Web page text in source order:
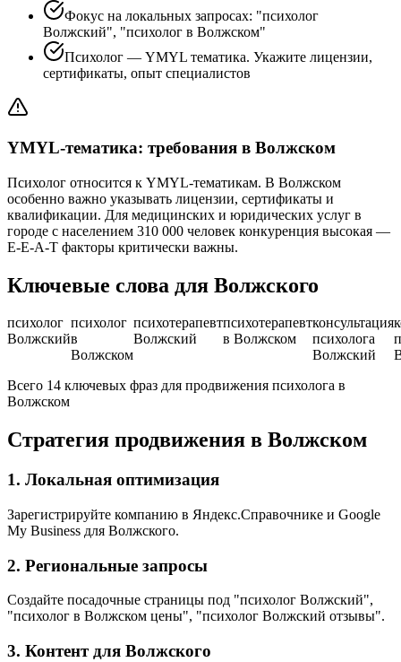
Фокус на локальных запросах: "психолог
Волжский", "психолог в Волжском"
Психолог — YMYL тематика. Укажите лицензии,
сертификаты, опыт специалистов
YMYL-тематика: требования в Волжском
Психолог относится к YMYL-тематикам. В Волжском
особенно важно указывать лицензии, сертификаты и
квалификации. Для медицинских и юридических услуг в
городе с населением 310 000 человек конкуренция высокая —
E-E-A-T факторы критически важны.
Ключевые слова для Волжского
психолог
Волжский
психолог
в
Волжском
психотерапевт
Волжский
психотерапевт
в Волжском
консультация
психолога
Волжский
Всего 14 ключевых фраз для продвижения психолога в
Волжском
Стратегия продвижения в Волжском
1. Локальная оптимизация
Зарегистрируйте компанию в Яндекс.Справочнике и Google
My Business для Волжского.
2. Региональные запросы
Создайте посадочные страницы под "психолог Волжский",
"психолог в Волжском цены", "психолог Волжский отзывы".
3. Контент для Волжского